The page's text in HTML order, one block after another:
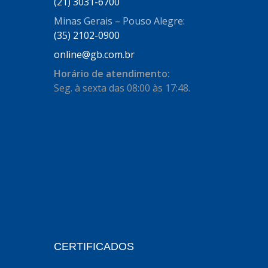
BECA FREIOS (25)
BOSAL
BRASMECK (656)
COMALTECH/JPEMA
Minas Gerais – Pouso Alegre:
(35) 2102-0900
online@gb.com.br
Horário de atendimento:
Seg. à sexta das 08:00 às 17:48.
CERTIFICADOS